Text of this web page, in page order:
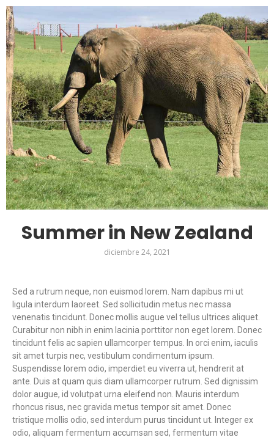
Summer in New Zealand
diciembre 24, 2021
Sed a rutrum neque, non euismod lorem. Nam dapibus mi ut
ligula interdum laoreet. Sed sollicitudin metus nec massa
venenatis tincidunt. Donec mollis augue vel tellus ultrices aliquet.
Curabitur non nibh in enim lacinia porttitor non eget lorem. Donec
tincidunt felis ac sapien ullamcorper tempus. In orci enim, iaculis
sit amet turpis nec, vestibulum condimentum ipsum.
Suspendisse lorem odio, imperdiet eu viverra ut, hendrerit at
ante. Duis at quam quis diam ullamcorper rutrum. Sed dignissim
dolor augue, id volutpat urna eleifend non. Mauris interdum
rhoncus risus, nec gravida metus tempor sit amet. Donec
tristique mollis odio, sed interdum purus tincidunt ut. Integer ex
odio, aliquam fermentum accumsan sed, fermentum vitae